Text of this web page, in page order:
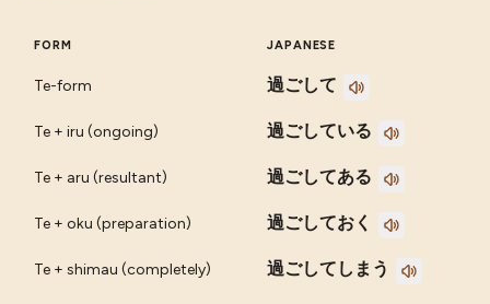
FORM JAPANESE
Te-form 過ごして
Te + iru (ongoing) 過ごしている
Te + aru (resultant) 過ごしてある
Te + oku (preparation) 過ごしておく
Te + shimau (completely) 過ごしてしまう